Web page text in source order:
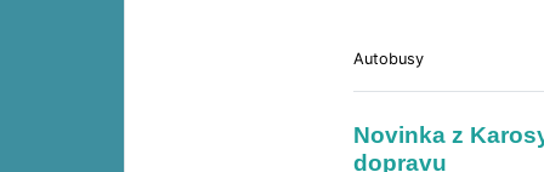
Autobusy
Novinka z
dopravu